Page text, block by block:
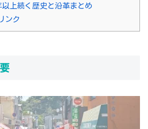
上続く歴史と沿革まとめ
ンク